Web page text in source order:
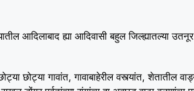
आदिलाबाद ह्या आदिवासी बहुल जिल्ह्यातल्या उतनूर
छोट्या गावांत, गावाबाहेरील वस्त्यांत, शेतातील